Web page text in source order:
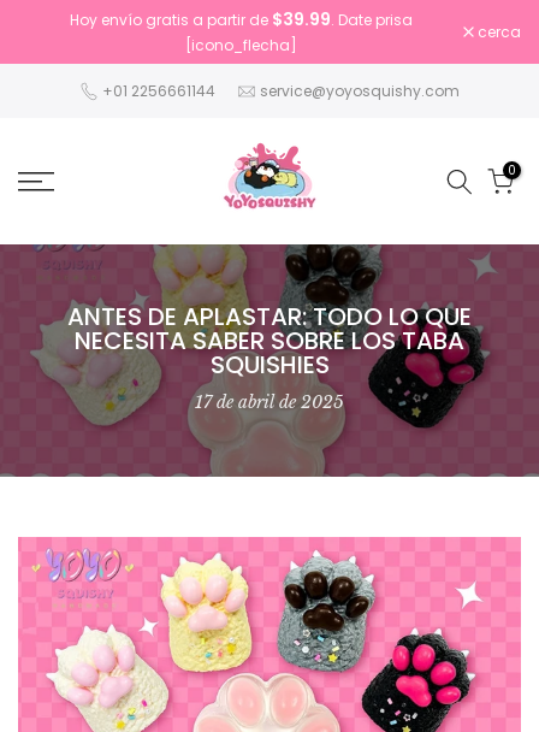
contenido
Hoy envío gratis a partir de $39.99. Date prisa
[icono_flecha]
cerca
+01 2256661144 service@yoyosquishy.com
0
ANTES DE APLASTAR: TODO LO QUE
NECESITA SABER SOBRE LOS TABA
SQUISHIES
17 de abril de 2025